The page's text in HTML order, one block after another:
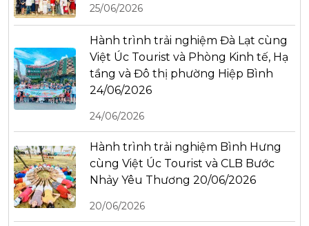
25/06/2026
Hành trình trải nghiệm Đà Lạt cùng
Việt Úc Tourist và Phòng Kinh tế, Hạ
tầng và Đô thị phường Hiệp Bình
24/06/2026
24/06/2026
Hành trình trải nghiệm Bình Hưng
cùng Việt Úc Tourist và CLB Bước
Nhảy Yêu Thương 20/06/2026
20/06/2026